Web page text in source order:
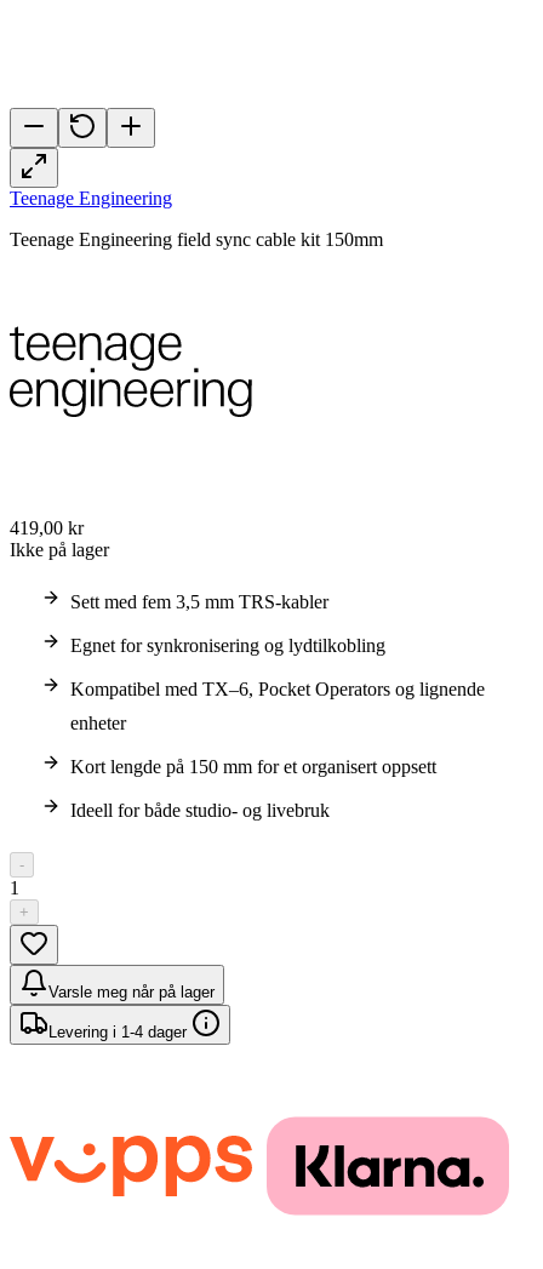
Teenage Engineering
Teenage Engineering field sync cable kit 150mm
419,00 kr
Ikke på lager
Sett med fem 3,5 mm TRS-kabler
Egnet for synkronisering og lydtilkobling
Kompatibel med TX–6, Pocket Operators og lignende
enheter
Kort lengde på 150 mm for et organisert oppsett
Ideell for både studio- og livebruk
-
1
+
Varsle meg når på lager
Levering i 1-4 dager